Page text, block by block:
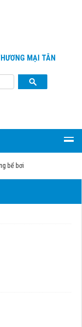
MẠI TÂN
bể bơi